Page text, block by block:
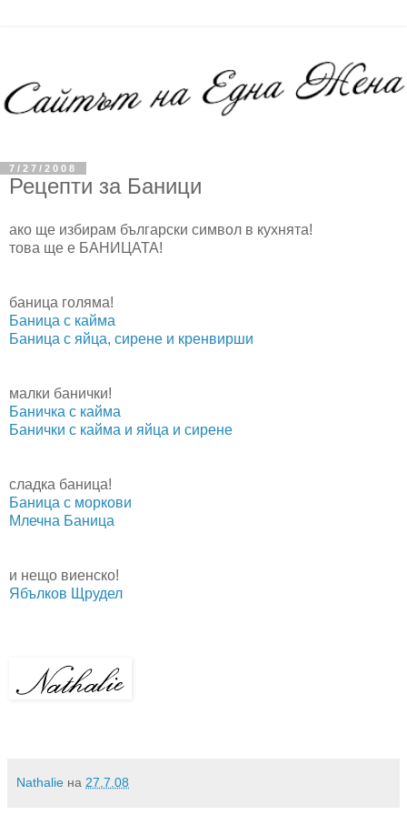
7/27/2008
Рецепти за Баници
ако ще избирам български символ в кухнята!
това ще е БАНИЦАТА!
баница голяма!
Баница с кайма
Баница с яйца, сирене и кренвирши
малки банички!
Баничка с кайма
Банички с кайма и яйца и сирене
сладка баница!
Баница с моркови
Млечна Баница
и нещо виенско!
Ябълков Щрудел
Nathalie на 27.7.08